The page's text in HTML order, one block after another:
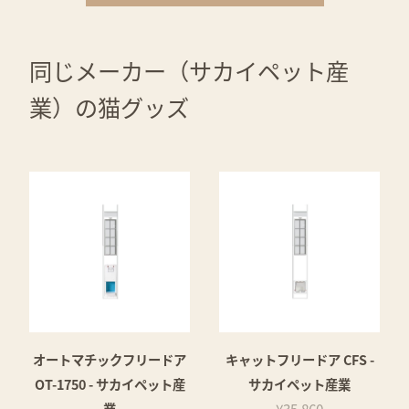
同じメーカー（サカイペット産
業）の猫グッズ
オートマチックフリードア
OT-1750 - サカイペット産
キャットフリードア CFS -
サカイペット産業